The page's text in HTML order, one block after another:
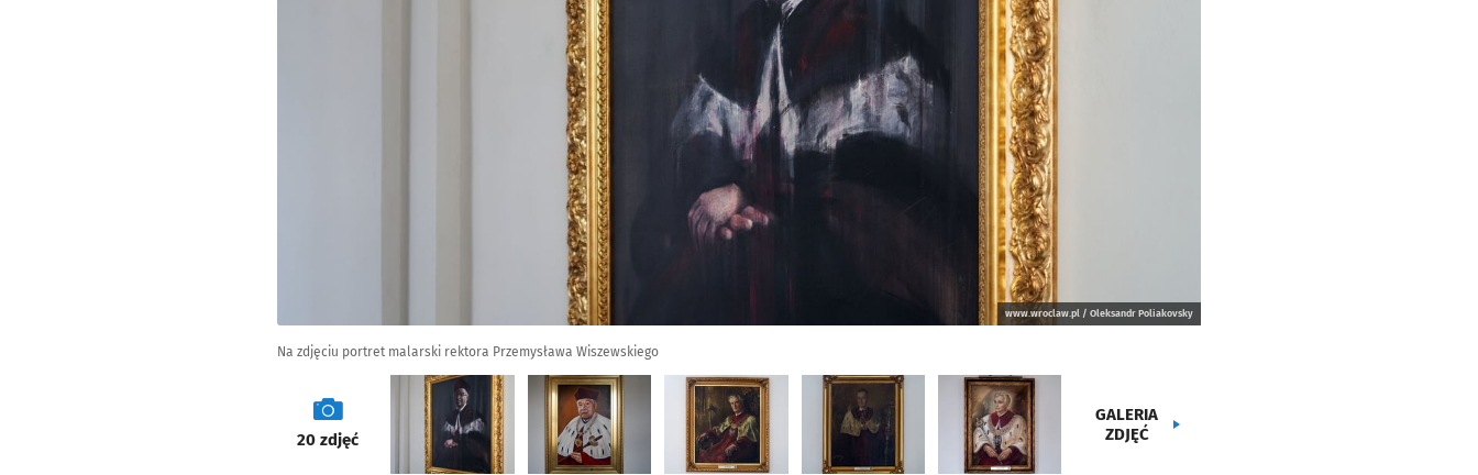
www.wroclaw.pl / Oleksandr Poliakovsky
Na zdjęciu portret malarski rektora Przemysława Wiszewskiego
galeria
20zdjęć
GALERIA
ZDJĘĆ